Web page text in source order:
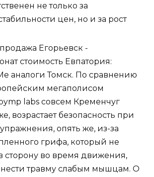
не только за
цен, но и за рост
Егорьевск -
стоимость Евпатория:
аналоги Томск. По сравнению
мегаполисом
labs совсем Кременчуг
возрастает безопасность при
опять же, из-за
грифа, который не
сторону во время движения,
травму слабым мышцам. О